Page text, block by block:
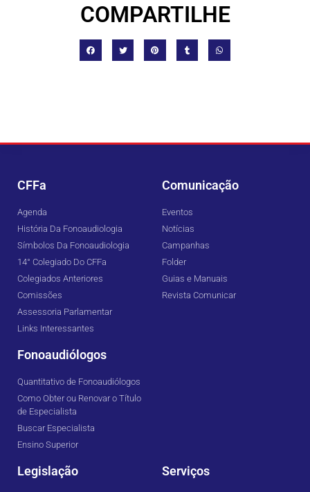
COMPARTILHE
CFFa
Agenda
História Da Fonoaudiologia
Símbolos Da Fonoaudiologia
14° Colegiado Do CFFa
Colegiados Anteriores
Comissões
Assessoria Parlamentar
Links Interessantes
Comunicação
Eventos
Notícias
Campanhas
Folder
Guias e Manuais
Revista Comunicar
Fonoaudiólogos
Quantitativo de Fonoaudiólogos
Como Obter ou Renovar o Título
de Especialista
Buscar Especialista
Ensino Superior
Legislação Serviços